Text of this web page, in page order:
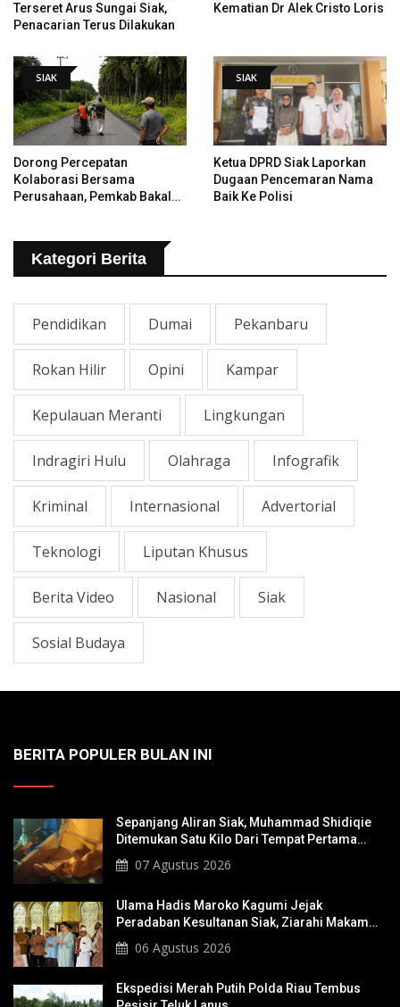
Terseret Arus Sungai Siak,
Penacarian Terus Dilakukan
Kematian Dr Alek Cristo Loris
SIAK
Dorong Percepatan
Kolaborasi Bersama
Perusahaan, Pemkab Bakal
SIAK
Ketua DPRD Siak Laporkan
Dugaan Pencemaran Nama
Baik Ke Polisi
Kategori Berita
Pendidikan Dumai Pekanbaru
Rokan Hilir Opini Kampar
Kepulauan Meranti Lingkungan
Indragiri Hulu Olahraga Infografik
Kriminal Internasional Advertorial
Teknologi Liputan Khusus
Berita Video Nasional Siak
Sosial Budaya
BERITA POPULER BULAN INI
Sepanjang Aliran Siak, Muhammad Shidiqie
Ditemukan Satu Kilo Dari Tempat Pertama
Tenggelam
07 Agustus 2026
Ulama Hadis Maroko Kagumi Jejak
Peradaban Kesultanan Siak, Ziarahi Makam
Sultan Hingga Pendiri Pekanbaru
06 Agustus 2026
Ekspedisi Merah Putih Polda Riau Tembus